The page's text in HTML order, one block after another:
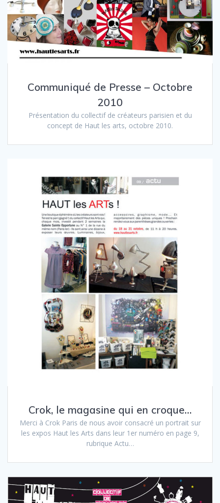
Communiqué de Presse – Octobre
2010
Présentation du collectif de créateurs parisien et du
concept de Haut les arts, octobre 2010.
Crok, le magasine qui en croque…
Merci à Crok Paris de nous avoir consacré un portrait sur
les expos Haut les Arts dans leur 1er numéro en page 9,
rubrique Actu…